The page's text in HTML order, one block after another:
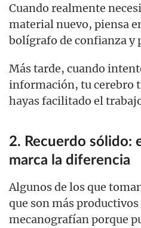
Cuando realmente
material nuevo, piensa
bolígrafo de confianza y
Más tarde, cuando
información, tu cerebro
hayas facilitado el
2. Recuerdo sólido:
marca la diferencia
Algunos de los que
que son más productivos
mecanografían porque